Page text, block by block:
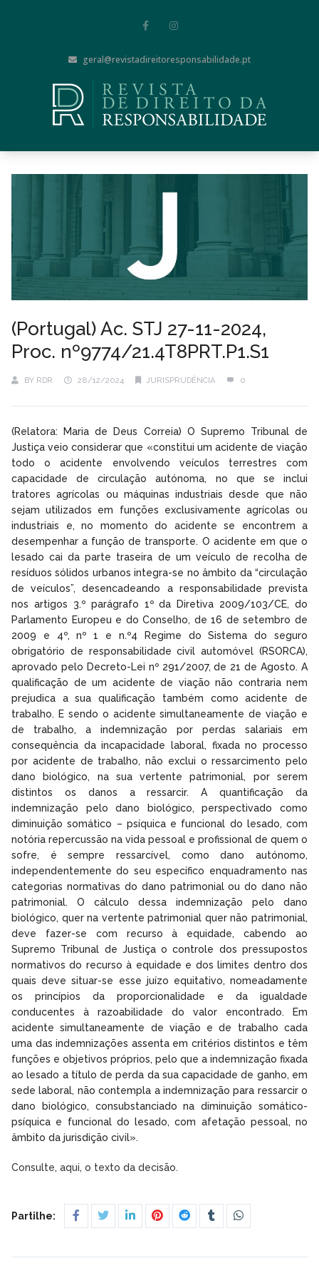
geral@revistadireitoresponsabilidade.pt
(Portugal) Ac. STJ 27-11-2024,
Proc. nº9774/21.4T8PRT.P1.S1
BY RDR 28/12/2024 JURISPRUDÊNCIA 0
(Relatora: Maria de Deus Correia) O Supremo Tribunal de
Justiça veio considerar que «constitui um acidente de viação
todo o acidente envolvendo veículos terrestres com
capacidade de circulação autónoma, no que se inclui
tratores agrícolas ou máquinas industriais desde que não
sejam utilizados em funções exclusivamente agrícolas ou
industriais e, no momento do acidente se encontrem a
desempenhar a função de transporte. O acidente em que o
lesado cai da parte traseira de um veículo de recolha de
resíduos sólidos urbanos integra-se no âmbito da “circulação
de veículos”, desencadeando a responsabilidade prevista
nos artigos 3.º parágrafo 1º da Diretiva 2009/103/CE, do
Parlamento Europeu e do Conselho, de 16 de setembro de
2009 e 4º, nº 1 e n.º4 Regime do Sistema do seguro
obrigatório de responsabilidade civil automóvel (RSORCA),
aprovado pelo Decreto-Lei nº 291/2007, de 21 de Agosto. A
qualificação de um acidente de viação não contraria nem
prejudica a sua qualificação também como acidente de
trabalho. E sendo o acidente simultaneamente de viação e
de trabalho, a indemnização por perdas salariais em
consequência da incapacidade laboral, fixada no processo
por acidente de trabalho, não exclui o ressarcimento pelo
dano biológico, na sua vertente patrimonial, por serem
distintos os danos a ressarcir. A quantificação da
indemnização pelo dano biológico, perspectivado como
diminuição somático – psíquica e funcional do lesado, com
notória repercussão na vida pessoal e profissional de quem o
sofre, é sempre ressarcível, como dano autónomo,
independentemente do seu específico enquadramento nas
categorias normativas do dano patrimonial ou do dano não
patrimonial. O cálculo dessa indemnização pelo dano
biológico, quer na vertente patrimonial quer não patrimonial,
deve fazer-se com recurso à equidade, cabendo ao
Supremo Tribunal de Justiça o controle dos pressupostos
normativos do recurso à equidade e dos limites dentro dos
quais deve situar-se esse juízo equitativo, nomeadamente
os princípios da proporcionalidade e da igualdade
conducentes à razoabilidade do valor encontrado. Em
acidente simultaneamente de viação e de trabalho cada
uma das indemnizações assenta em critérios distintos e têm
funções e objetivos próprios, pelo que a indemnização fixada
ao lesado a título de perda da sua capacidade de ganho, em
sede laboral, não contempla a indemnização para ressarcir o
dano biológico, consubstanciado na diminuição somático-
psíquica e funcional do lesado, com afetação pessoal, no
âmbito da jurisdição civil».
Consulte, aqui, o texto da decisão.
Partilhe: